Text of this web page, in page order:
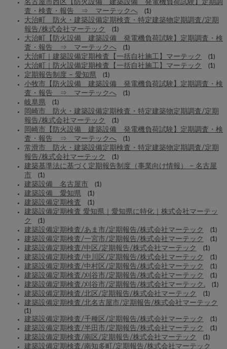
名古屋市西区【防火設備 建築設備 発電機負荷試験】定期調
査・検査・報告 ⇒ マーテックへ
(1)
大治町 防火・建築設備定期検査・特定建築物定期調査/定期
報告/株式会社マーテック
(1)
大治町【防火設備 建築設備 発電機負荷試験】定期調査・検
査・報告 ⇒ マーテックへ
(1)
大治町｜建築設備定期検査【一括自社施工】マーテック (1)
大治町｜防火設備定期検査【一括自社施工】マーテック (1)
定期報告制度 – 愛知県 (1)
小牧市【防火設備 建築設備 発電機負荷試験】定期調査・検
査・報告 ⇒ マーテックへ
(1)
岐阜県 (1)
岡崎市 防火・建築設備定期検査・特定建築物定期調査/定期
報告/株式会社マーテック
(1)
岡崎市【防火設備 建築設備 発電機負荷試験】定期調査・検
査・報告 ⇒ マーテックへ
(1)
常滑市 防火・建築設備定期検査・特定建築物定期調査/定期
報告/株式会社マーテック
(1)
建築基準法に基づく定期報告制度（事業向け情報） – 名古屋
市
(1)
建築設備 名古屋市 (1)
建築設備 愛知県 (1)
建築設備定期検査 (1)
建築設備定期検査 愛知県｜愛知県に特化｜株式会社マーテッ
ク
(1)
建築設備定期検査/あま市/定期報告/株式会社マーテック (1)
建築設備定期検査/一宮市/定期報告/株式会社マーテック (1)
建築設備定期検査/中区/定期報告/株式会社マーテック (1)
建築設備定期検査/中川区/定期報告/株式会社マーテック (1)
建築設備定期検査/中村区/定期報告/株式会社マーテック (1)
建築設備定期検査/刈谷市/定期報告/株式会社マーテック (1)
建築設備定期検査/刈谷市/定期報告/株式会社マーテック. (1)
建築設備定期検査/北区/定期報告/株式会社マーテック (1)
建築設備定期検査/北名古屋市/定期報告/株式会社マーテック
(1)
建築設備定期検査/千種区/定期報告/株式会社マーテック (1)
建築設備定期検査/半田市/定期報告/株式会社マーテック (1)
建築設備定期検査/南区/定期報告/株式会社マーテック (1)
建築設備定期検査/南知多町/定期報告/株式会社マーテック